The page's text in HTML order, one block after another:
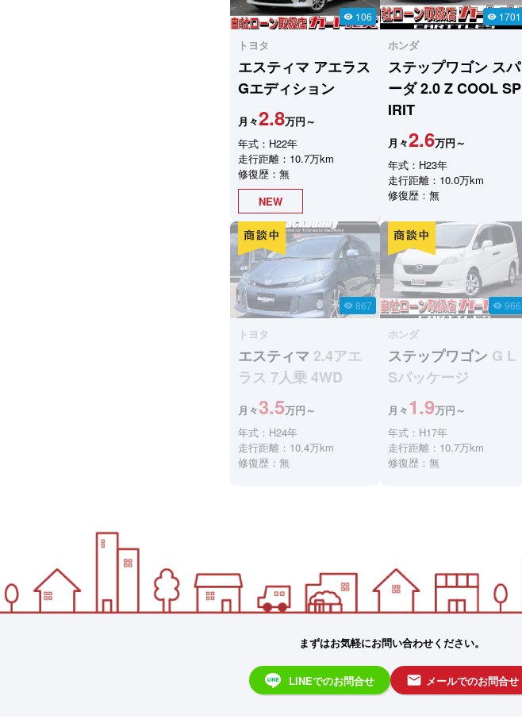
visibility 106
トヨタ
エスティマ アエラス
Gエディション
月々2.8万円～
年式：H22年
走行距離：10.7万km
修復歴：無
NEW
visibility 1701
ホンダ
ステップワゴン スパ
ーダ2.0 Z COOL SP
IRIT
月々2.6万円～
年式：H23年
走行距離：10.0万km
修復歴：無
visibility 867
トヨタ
エスティマ 2.4アエ
ラス 7人乗 4WD
月々3.5万円～
年式：H24年
走行距離：10.4万km
修復歴：無
visibility 966
ホンダ
ステップワゴン G L
Sパッケージ
月々1.9万円～
年式：H17年
走行距離：10.7万km
修復歴：無
まずはお気軽にお問い合わせください。
LINEでのお問合せ email メールでのお問合せ